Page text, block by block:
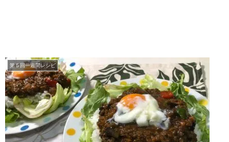
第５回一週間レシピ